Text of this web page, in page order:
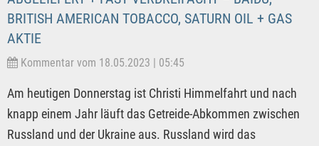
BRITISH AMERICAN TOBACCO, SATURN OIL + GAS
AKTIE
Kommentar vom 18.05.2023 | 05:45
Am heutigen Donnerstag ist Christi Himmelfahrt und nach
knapp einem Jahr läuft das Getreide-Abkommen zwischen
Russland und der Ukraine aus. Russland wird das